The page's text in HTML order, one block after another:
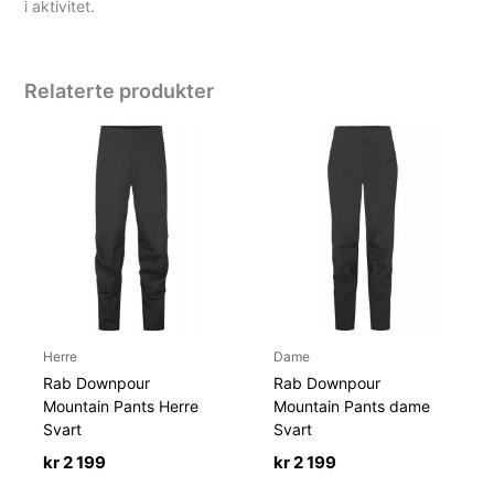
i aktivitet.
Relaterte produkter
Herre
Rab Downpour
Mountain Pants Herre
Svart
kr 2 199
Dame
Rab Downpour
Mountain Pants dame
Svart
kr 2 199